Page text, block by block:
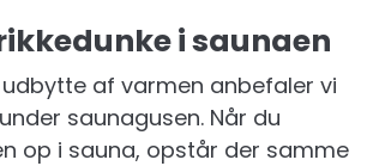
i saunaen
af varmen anbefaler vi
saunagusen. Når du
op i sauna, opstår der samme